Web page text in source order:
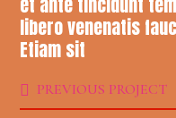
libero venenatis
Etiam sit
PREVIOUS PROJECT